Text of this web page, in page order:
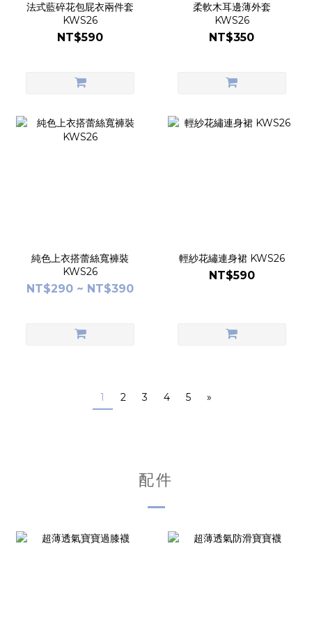
法式藍碎花包屁衣兩件套
KWS26
NT$590
柔軟木耳邊薄外套
KWS26
NT$350
純色上衣搭蕾絲寬褲裝
KWS26
NT$290 ~ NT$390
輕紗花繡連身裙 KWS26
NT$590
1 2 3 4 5 »
配件